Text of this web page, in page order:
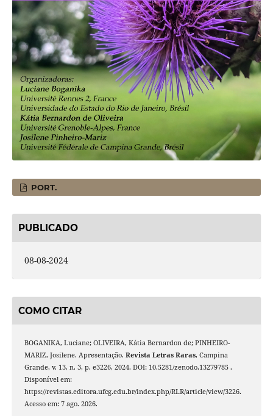
PORT.
PUBLICADO
08-08-2024
COMO CITAR
BOGANIKA, Luciane; OLIVEIRA, Kátia Bernardon de; PINHEIRO-
MARIZ, Josilene. Apresentação. Revista Letras Raras, Campina
Grande, v. 13, n. 3, p. e3226, 2024. DOI: 10.5281/zenodo.13279785 .
Disponível em:
https://revistas.editora.ufcg.edu.br/index.php/RLR/article/view/3226.
Acesso em: 7 ago. 2026.